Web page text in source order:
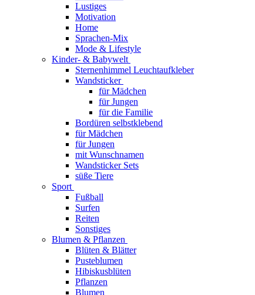
Lustiges
Motivation
Home
Sprachen-Mix
Mode & Lifestyle
Kinder- & Babywelt
Sternenhimmel Leuchtaufkleber
Wandsticker
für Mädchen
für Jungen
für die Familie
Bordüren selbstklebend
für Mädchen
für Jungen
mit Wunschnamen
Wandsticker Sets
süße Tiere
Sport
Fußball
Surfen
Reiten
Sonstiges
Blumen & Pflanzen
Blüten & Blätter
Pusteblumen
Hibiskusblüten
Pflanzen
Blumen